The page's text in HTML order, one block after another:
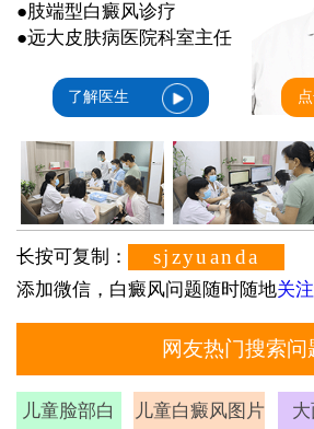
●肢端型白癜风诊疗
●远大皮肤病医院科室主任
了解医生
长按可复制： sjzyuanda
添加微信，白癜风问题随时随地关
网友热门搜索问
儿童脸部白
儿童白癜风图片